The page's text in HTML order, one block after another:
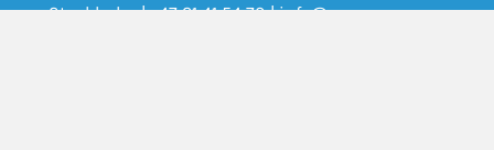
Stockholm |+47 21 41 54 70|info@sensorem.com